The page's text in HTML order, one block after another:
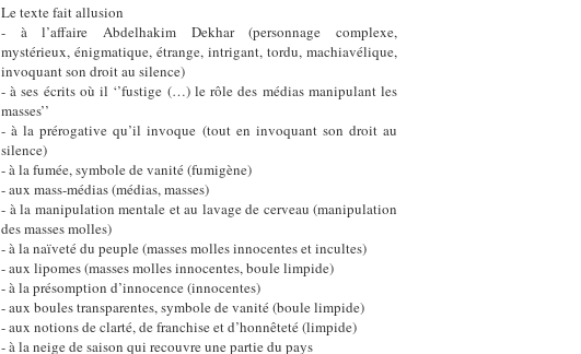
Le texte fait allusion
- à l’affaire Abdelhakim Dekhar (personnage complexe,
mystérieux, énigmatique, étrange, intrigant, tordu, machiavélique,
invoquant son droit au silence)
- à ses écrits où il ‘’fustige (…) le rôle des médias manipulant les
masses’’
- à la prérogative qu’il invoque (tout en invoquant son droit au
silence)
- à la fumée, symbole de vanité (fumigène)
- aux mass-médias (médias, masses)
- à la manipulation mentale et au lavage de cerveau (manipulation
des masses molles)
- à la naïveté du peuple (masses molles innocentes et incultes)
- aux lipomes (masses molles innocentes, boule limpide)
- à la présomption d’innocence (innocentes)
- aux boules transparentes, symbole de vanité (boule limpide)
- aux notions de clarté, de franchise et d’honnêteté (limpide)
- à la neige de saison qui recouvre une partie du pays